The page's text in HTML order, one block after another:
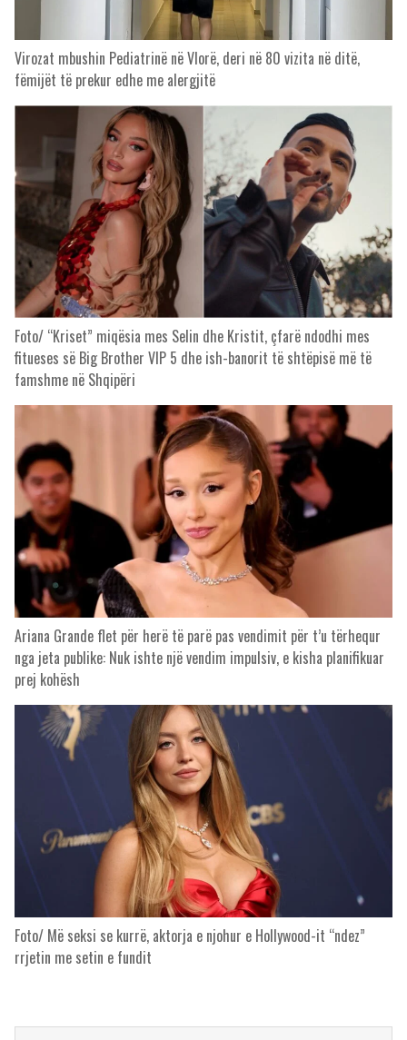
Virozat mbushin Pediatrinë në Vlorë, deri në 80 vizita në ditë,
fëmijët të prekur edhe me alergjitë
Foto/ “Kriset” miqësia mes Selin dhe Kristit, çfarë ndodhi mes
fitueses së Big Brother VIP 5 dhe ish-banorit të shtëpisë më të
famshme në Shqipëri
Ariana Grande flet për herë të parë pas vendimit për t’u tërhequr
nga jeta publike: Nuk ishte një vendim impulsiv, e kisha planifikuar
prej kohësh
Foto/ Më seksi se kurrë, aktorja e njohur e Hollywood-it “ndez”
rrjetin me setin e fundit